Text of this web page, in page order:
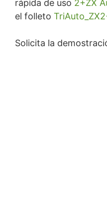
rápida de uso 2+ZX
el folleto
Solicita la